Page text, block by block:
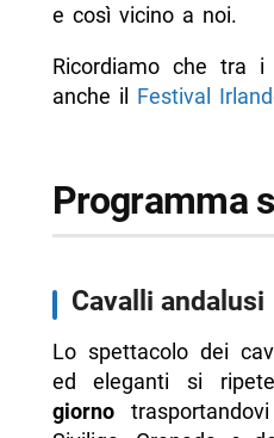
e così vicino a noi.
Ricordiamo che tra
anche il Festival
Programma
Cavalli andalusi
Lo spettacolo dei
ed eleganti si
giorno